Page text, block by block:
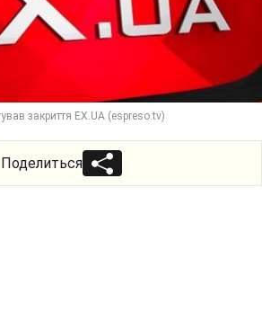
закриття ЕХ.UA (espreso.tv)
Поделиться